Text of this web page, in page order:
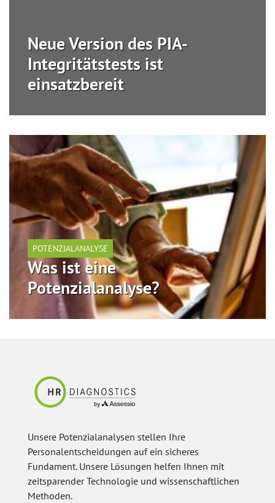
Neue Version des PIA-
Integritätstests ist
einsatzbereit
POTENZIALANALYSE
Was ist eine
Potenzialanalyse?
Unsere Potenzialanalysen stellen Ihre
Personalentscheidungen auf ein sicheres
Fundament. Unsere Lösungen helfen Ihnen mit
zeitsparender Technologie und wissenschaftlichen
Methoden.